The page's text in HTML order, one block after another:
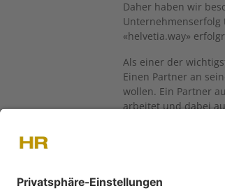
Daher haben wir
«helvetia.way»
Als einer der
Einen Partner an
wollen. Ein Partner
arbeitet und dabei